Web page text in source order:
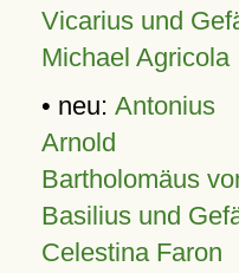
Vicarius und
Michael Agricola
• neu: Antonius
Arnold
Bartholomäus
Basilius und
Celestina Faron